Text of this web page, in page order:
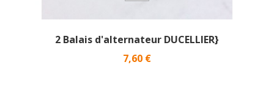
2 Balais d'alternateur DUCELLIER}
Prix
7,60 €